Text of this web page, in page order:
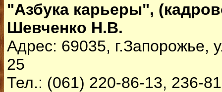
"Азбука карьеры",
Шевченко Н.В.
Адрес: 69035, г.Запорожье,
25
Тел.: (061) 220-86-13, 236-